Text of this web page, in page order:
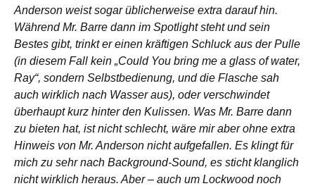
Anderson weist sogar üblicherweise extra darauf hin.
Während Mr. Barre dann im Spotlight steht und sein
Bestes gibt, trinkt er einen kräftigen Schluck aus der Pulle
(in diesem Fall kein „Could You bring me a glass of water,
Ray“, sondern Selbstbedienung, und die Flasche sah
auch wirklich nach Wasser aus), oder verschwindet
überhaupt kurz hinter den Kulissen. Was Mr. Barre dann
zu bieten hat, ist nicht schlecht, wäre mir aber ohne extra
Hinweis von Mr. Anderson nicht aufgefallen. Es klingt für
mich zu sehr nach Background-Sound, es sticht klanglich
nicht wirklich heraus. Aber – auch um Lockwood noch